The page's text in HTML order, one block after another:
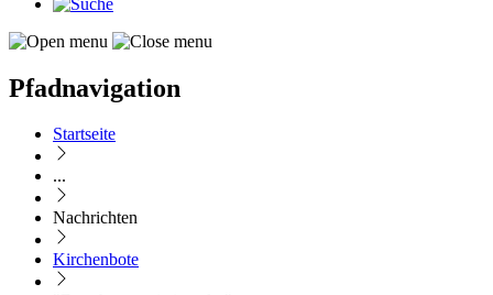
Pfadnavigation
Startseite
...
Nachrichten
Kirchenbote